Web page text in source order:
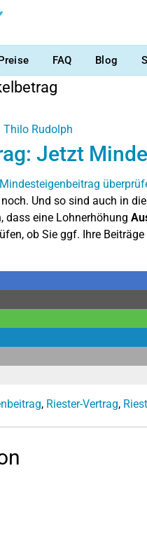
FAQ Blog
Thilo Rudolph
Jetzt
Und so sind auch in
dass eine Lohnerhöhung
ob Sie ggf. Ihre
, Riester-Vertrag,